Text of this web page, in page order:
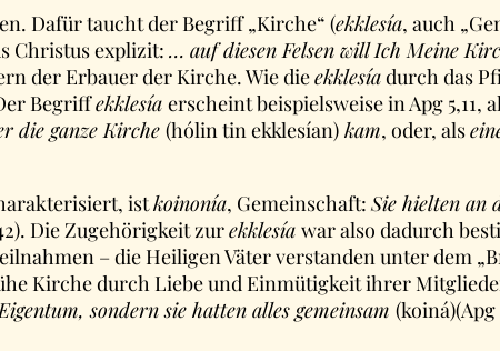
Dafür taucht der Begriff „Kirche“ (ekklesía, auch
Christus explizit:… auf diesen Felsen will Ich Meine
der Erbauer der Kirche. Wie dieekklesíadurch das
Begriffekklesíaerscheint beispielsweise in Apg 5,11,
die ganze Kirche(hólin tin ekklesían) kam, oder, als
istkoinonía, Gemeinschaft:Sie hielten an
Die Zugehörigkeit zurekklesía war also dadurch
– die Heiligen Väter verstanden unter dem
Kirche durch Liebe und Einmütigkeit ihrer
sondern sie hatten alles gemeinsam